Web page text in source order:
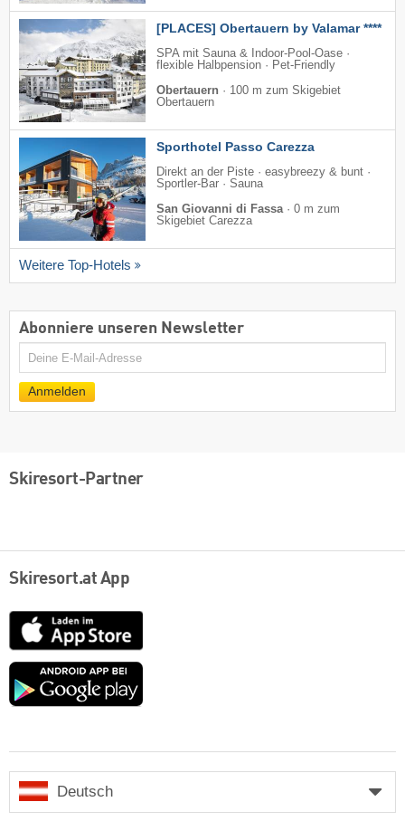
[PLACES] Obertauern by Valamar ****
SPA mit Sauna & Indoor-Pool-Oase ·
flexible Halbpension · Pet-Friendly
Obertauern · 100 m zum Skigebiet
Obertauern
Sporthotel Passo Carezza
Direkt an der Piste · easybreezy & bunt ·
Sportler-Bar · Sauna
San Giovanni di Fassa· 0 m zum
Skigebiet Carezza
Weitere Top-Hotels
Abonniere unseren Newsletter
E-
Anmelden
Skiresort-Partner
Skiresort.at App
App
Store
Google
Deutsch